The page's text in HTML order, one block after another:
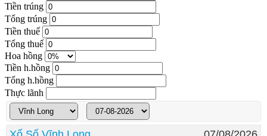
Tiền trúng
Tổng trúng
Tiền thuế
Tổng thuế
Hoa hồng
Tiền h.hồng
Tổng h.hồng
Thực lãnh